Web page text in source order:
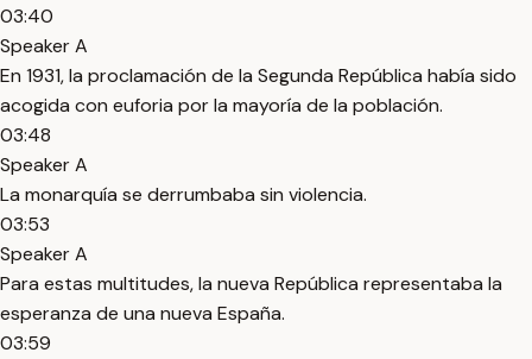
03:40
Speaker A
En 1931, la proclamación de la Segunda República había sido
acogida con euforia por la mayoría de la población.
03:48
Speaker A
La monarquía se derrumbaba sin violencia.
03:53
Speaker A
Para estas multitudes, la nueva República representaba la
esperanza de una nueva España.
03:59